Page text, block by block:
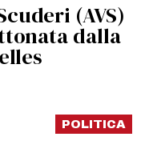
(AVS)
dalla
POLITICA